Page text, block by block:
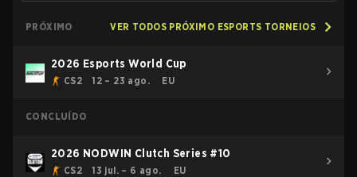
PRÓXIMO VER TODOS PRÓXIMO ESPORTS TORNEIOS
2026 Esports World Cup
CS2 12 – 23 ago. EU
CONCLUÍDO
2026 NODWIN Clutch Series #10
CS2 13 jul. – 6 ago. EU